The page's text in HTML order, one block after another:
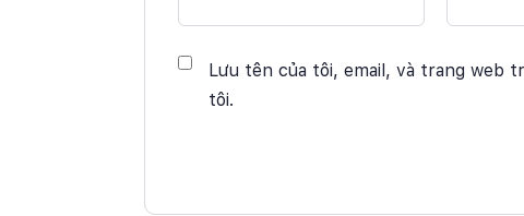
Lưu tên của tôi, email, và trang web
tôi.